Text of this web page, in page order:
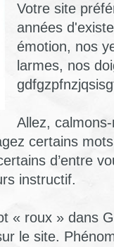
Votre site
années
émotion, nos
larmes, nos
Allez,
certains
d’entre
instructif.
« roux » dans
le site.